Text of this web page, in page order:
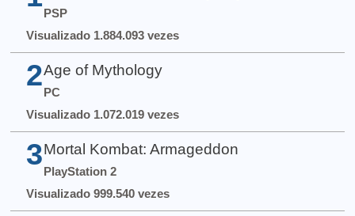
PSP
Visualizado 1.884.093 vezes
2 Age of Mythology
PC
Visualizado 1.072.019 vezes
3 Mortal Kombat: Armageddon
PlayStation 2
Visualizado 999.540 vezes